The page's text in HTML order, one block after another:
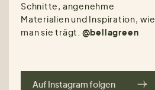
Schnitte, angenehme
Materialien und Inspiration, wie
man sie trägt. @bellagreen
Auf Instagram folgen